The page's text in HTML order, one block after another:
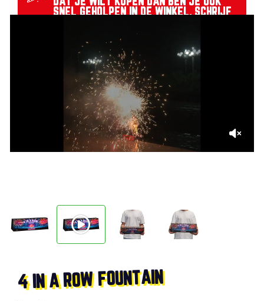
SNEL GEHOLPEN IN DE WINKEL. SCHRIJF
HET AANTAL.....EEN OLIEBOL EN WAT
LEKKERS VOOR DE KIDS LIGT KLAAR !!
4 IN A ROW FOUNTAIN